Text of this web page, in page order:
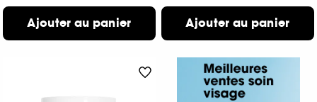
Ajouter au panier Ajouter au panier